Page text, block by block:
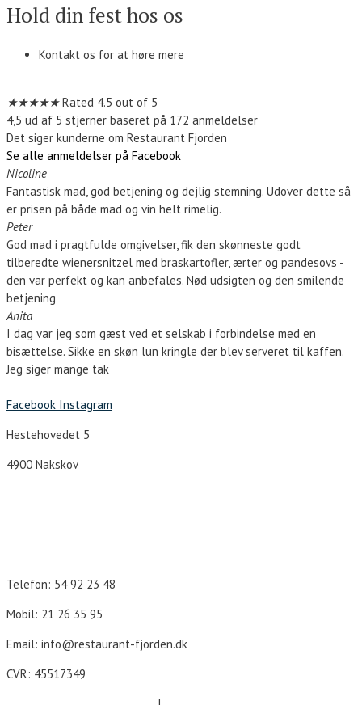
Hold din fest hos os
Kontakt os for at høre mere
★★★★★ Rated 4.5 out of 5
4,5 ud af 5 stjerner baseret på 172 anmeldelser
Det siger kunderne om Restaurant Fjorden
Se alle anmeldelser på Facebook
Nicoline
Fantastisk mad, god betjening og dejlig stemning. Udover dette så
er prisen på både mad og vin helt rimelig.
Peter
God mad i pragtfulde omgivelser, fik den skønneste godt
tilberedte wienersnitzel med braskartofler, ærter og pandesovs -
den var perfekt og kan anbefales. Nød udsigten og den smilende
betjening
Anita
I dag var jeg som gæst ved et selskab i forbindelse med en
bisættelse. Sikke en skøn lun kringle der blev serveret til kaffen.
Jeg siger mange tak
Facebook Instagram
Hestehovedet 5
4900 Nakskov
Telefon: 54 92 23 48
Mobil: 21 26 35 95
Email: info@restaurant-fjorden.dk
CVR: 45517349